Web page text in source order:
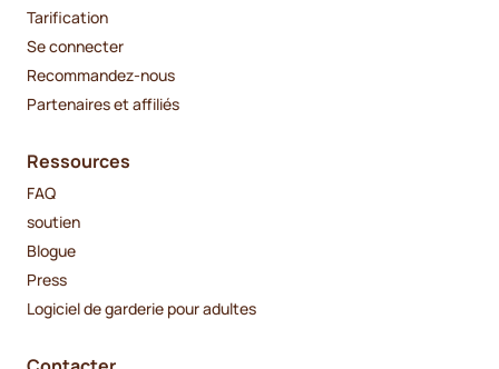
Tarification
Se connecter
Recommandez-nous
Partenaires et affiliés
Ressources
FAQ
soutien
Blogue
Press
Logiciel de garderie pour adultes